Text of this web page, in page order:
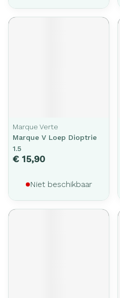
Marque Verte
Marque V Loep Dioptrie
1.5
€ 15,90
Niet beschikbaar